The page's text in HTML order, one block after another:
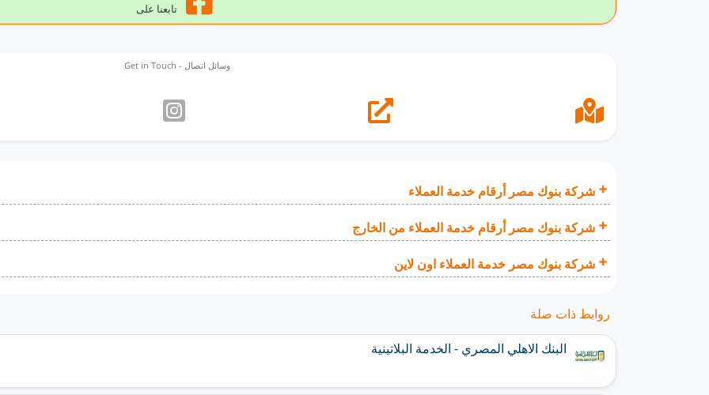
تابعنا على
Get in Touch - وسائل اتصال
شركة بنوك مصر أرقام خدمة العملاء
شركة بنوك مصر أرقام خدمة العملاء من الخارج
شركة بنوك مصر خدمة العملاء اون لاين
روابط ذات صلة
البنك الاهلي المصري - الخدمة البلاتينية